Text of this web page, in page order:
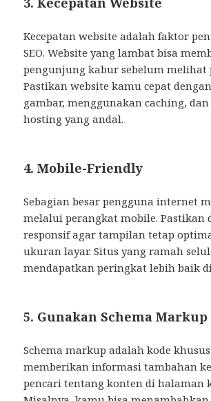
Kecepatan website adalah faktor
SEO. Website yang lambat bisa
pengunjung kabur sebelum melihat
Pastikan website kamu cepat
gambar, menggunakan caching,
hosting yang andal.
4. Mobile-Friendly
Sebagian besar pengguna internet
melalui perangkat mobile. Pastikan
responsif agar tampilan tetap
ukuran layar. Situs yang ramah
mendapatkan peringkat lebih baik di
5. Gunakan Schema Markup
Schema markup adalah kode
memberikan informasi tambahan
pencari tentang konten di halaman